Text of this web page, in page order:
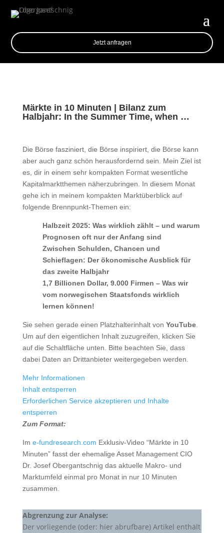
Jetzt anfragen
Märkte in 10 Minuten | Bilanz zum
Halbjahr: In the Summer Time, when …
Die Börse fasziniert, die Börse inspiriert, die Börse kann
aber auch ganz schön herausfordernd sein. Mein Ziel ist
es, dir in einem sehr kompakten Format wesentliche
Kapitalmarktthemen näherzubringen. In diesem Monat
gehe ich in meinem kompakten Marktüberblick auf
folgende Brennpunkt-Themen ein:
Halbzeit 2025: Was wirklich zählt – und warum
Prognosen oft nur der Anfang sind
Zwischen Schulden, Chancen und
Schieflagen: Der ökonomische Ausblick für
das zweite Halbjahr
1,7 Billionen Dollar, 9.000 Firmen – Was wir
vom norwegischen Staatsfonds wirklich
lernen können!
Sie sehen gerade einen Platzhalterinhalt von YouTube.
Um auf den eigentlichen Inhalt zuzugreifen, klicken Sie
auf die Schaltfläche unten. Bitte beachten Sie, dass
dabei Daten an Drittanbieter weitergegeben werden.
Mehr Informationen
Inhalt entsperren
Erforderlichen Service akzeptieren und Inhalte
entsperren
Zum Format:
Im e-fundresearch.com Exklusiv-Video “Märkte in 10
Minuten” fasst der ehemalige Asset Management CIO
Dr. Josef Obergantschnig das aktuelle Makro- und
Marktumfeld einmal pro Monat in nur 10 Minuten
zusammen.
Abgrenzung zur Analyse:
Der vorliegende (oder: hier abrufbare) Artikel enthält